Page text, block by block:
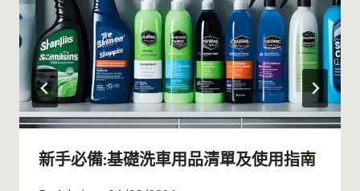
新手必備:基礎洗車用品清單及使用指南